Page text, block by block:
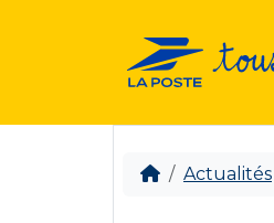
Actualités